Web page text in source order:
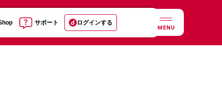
サポート ログインする
MENU